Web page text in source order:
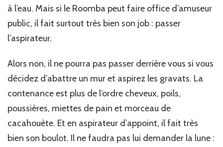
à l’eau. Mais si le Roomba peut faire office d’amuseur
public, il fait surtout très bien son job : passer
l’aspirateur.
Alors non, il ne pourra pas passer derrière vous si vous
décidez d’abattre un mur et aspirez les gravats. La
contenance est plus de l’ordre cheveux, poils,
poussières, miettes de pain et morceau de
cacahouète. Et en aspirateur d’appoint, il fait très
bien son boulot. Il ne faudra pas lui demander la lune :